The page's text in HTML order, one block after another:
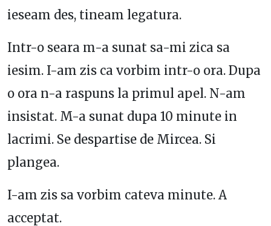
ieseam des, tineam legatura.
Intr-o seara m-a sunat sa-mi zica sa
iesim. I-am zis ca vorbim intr-o ora. Dupa
o ora n-a raspuns la primul apel. N-am
insistat. M-a sunat dupa 10 minute in
lacrimi. Se despartise de Mircea. Si
plangea.
I-am zis sa vorbim cateva minute. A
acceptat.